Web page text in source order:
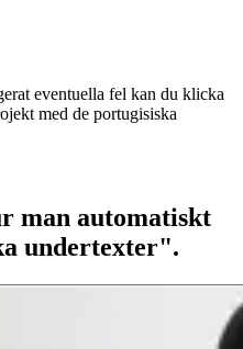
eventuella fel kan du klicka
med de portugisiska
man automatiskt
undertexter".